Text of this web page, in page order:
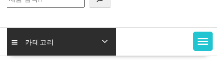
색
카테고리